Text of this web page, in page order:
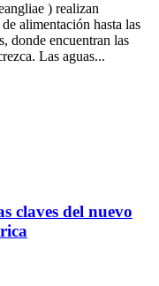
) realizan
alimentación hasta las
donde encuentran las
Las aguas...
claves del nuevo